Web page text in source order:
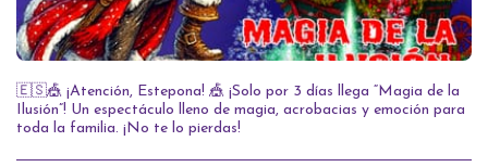
🇪🇸🎪 ¡Atención, Estepona! 🎪 ¡Solo por 3 días llega “Magia de la
Ilusión”! Un espectáculo lleno de magia, acrobacias y emoción para
toda la familia. ¡No te lo pierdas!